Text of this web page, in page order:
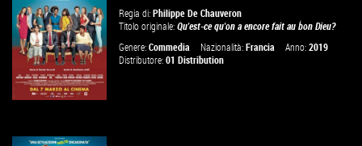
VAI ALLA SCHEDA
Regia di:Philippe De Chauveron
Titolo originale:Qu'est-ce qu'on a encore fait au bon Dieu?
Genere:Commedia Nazionalità:Francia Anno:2019
Distributore:01 Distribution